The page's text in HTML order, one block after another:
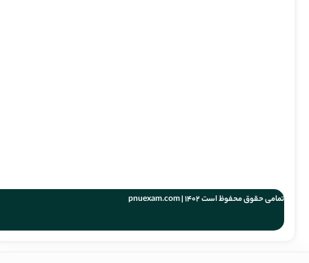
تمامی حقوق محفوظ است 1402 | pnuexam.com